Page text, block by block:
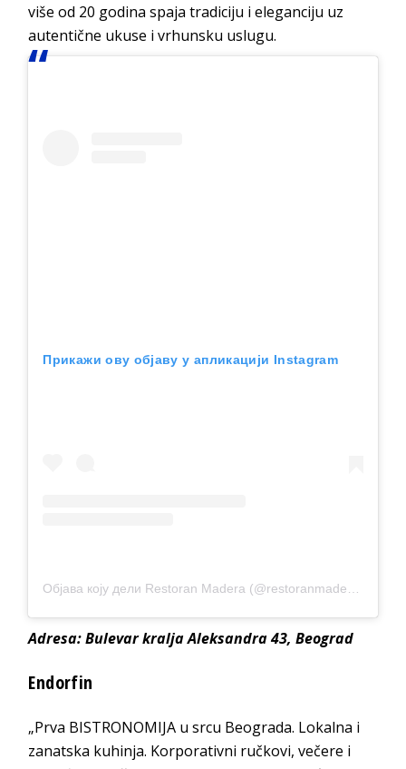
više od 20 godina spaja tradiciju i eleganciju uz
autentične ukuse i vrhunsku uslugu.
Прикажи ову објаву у апликацији Instagram
Adresa: Bulevar kralja Aleksandra 43, Beograd
Endorfin
„Prva BISTRONOMIJA u srcu Beograda. Lokalna i
zanatska kuhinja. Korporativni ručkovi, večere i